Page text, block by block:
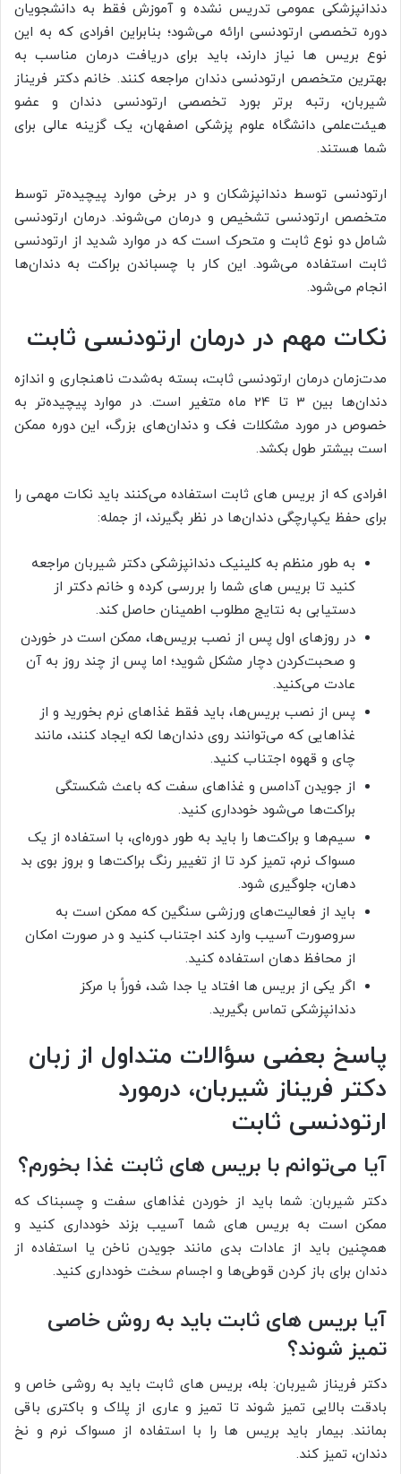
دندانپزشکی عمومی تدریس نشده و آموزش فقط به دانشجویان
دوره تخصصی ارتودنسی ارائه می‌شود؛ بنابراین افرادی که به این
نوع بریس ها نیاز دارند، باید برای دریافت درمان مناسب به
بهترین متخصص ارتودنسی دندان مراجعه کنند. خانم دکتر فریناز
شیربان، رتبه برتر بورد تخصصی ارتودنسی دندان و عضو
هیئت‌علمی دانشگاه علوم پزشکی اصفهان، یک گزینه عالی برای
شما هستند.
ارتودنسی توسط دندانپزشکان و در برخی موارد پیچیده‌تر توسط
متخصص ارتودنسی تشخیص و درمان می‌شوند. درمان ارتودنسی
شامل دو نوع ثابت و متحرک است که در موارد شدید از ارتودنسی
ثابت استفاده می‌شود. این کار با چسباندن براکت به دندان‌ها
انجام می‌شود.
نکات مهم در درمان ارتودنسی ثابت
مدت‌زمان درمان ارتودنسی ثابت، بسته به‌شدت ناهنجاری و اندازه
دندان‌ها بین 3 تا 24 ماه متغیر است. در موارد پیچیده‌تر به
خصوص در مورد مشکلات فک و دندان‌های بزرگ، این دوره ممکن
است بیشتر طول بکشد.
افرادی که از بریس های ثابت استفاده می‌کنند باید نکات مهمی را
برای حفظ یکپارچگی دندان‌ها در نظر بگیرند، از جمله:
به طور منظم به کلینیک دندانپزشکی دکتر شیربان مراجعه
کنید تا بریس های شما را بررسی کرده و خانم دکتر از
دستیابی به نتایج مطلوب اطمینان حاصل کند.
در روزهای اول پس از نصب بریس‌ها، ممکن است در خوردن
و صحبت‌کردن دچار مشکل شوید؛ اما پس از چند روز به آن
عادت می‌کنید.
پس از نصب بریس‌ها، باید فقط غذاهای نرم بخورید و از
غذاهایی که می‌توانند روی دندان‌ها لکه ایجاد کنند، مانند
چای و قهوه اجتناب کنید.
از جویدن آدامس و غذاهای سفت که باعث شکستگی
براکت‌ها می‌شود خودداری کنید.
سیم‌ها و براکت‌ها را باید به طور دوره‌ای، با استفاده از یک
مسواک نرم، تمیز کرد تا از تغییر رنگ براکت‌ها و بروز بوی بد
دهان، جلوگیری شود.
باید از فعالیت‌های ورزشی سنگین که ممکن است به
سروصورت آسیب وارد کند اجتناب کنید و در صورت امکان
از محافظ دهان استفاده کنید.
اگر یکی از بریس ها افتاد یا جدا شد، فوراً با مرکز
دندانپزشکی تماس بگیرید.
پاسخ بعضی سؤالات متداول از زبان
دکتر فریناز شیربان، درمورد
ارتودنسی ثابت
آیا می‌توانم با بریس های ثابت غذا بخورم؟
دکتر شیربان: شما باید از خوردن غذاهای سفت و چسبناک که
ممکن است به بریس های شما آسیب بزند خودداری کنید و
همچنین باید از عادات بدی مانند جویدن ناخن یا استفاده از
دندان برای باز کردن قوطی‌ها و اجسام سخت خودداری کنید.
آیا بریس های ثابت باید به روش خاصی
تمیز شوند؟
دکتر فریناز شیربان: بله، بریس های ثابت باید به روشی خاص و
بادقت بالایی تمیز شوند تا تمیز و عاری از پلاک و باکتری باقی
بمانند. بیمار باید بریس ها را با استفاده از مسواک نرم و نخ
دندان، تمیز کند.